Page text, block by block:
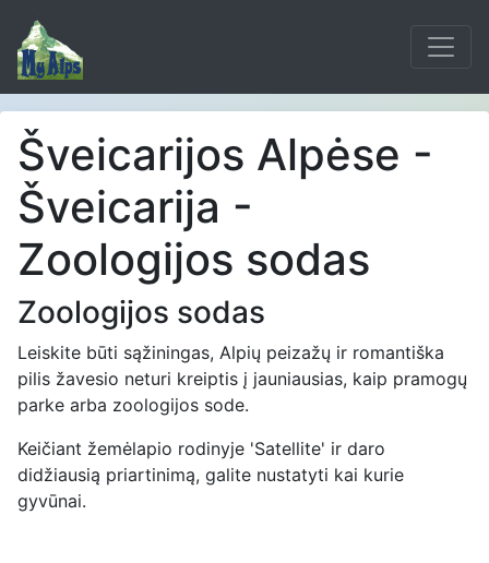
Šveicarijos Alpėse -
Šveicarija -
Zoologijos sodas
Zoologijos sodas
Leiskite būti sąžiningas, Alpių peizažų ir romantiška
pilis žavesio neturi kreiptis į jauniausias, kaip pramogų
parke arba zoologijos sode.
Keičiant žemėlapio rodinyje 'Satellite' ir daro
didžiausią priartinimą, galite nustatyti kai kurie
gyvūnai.